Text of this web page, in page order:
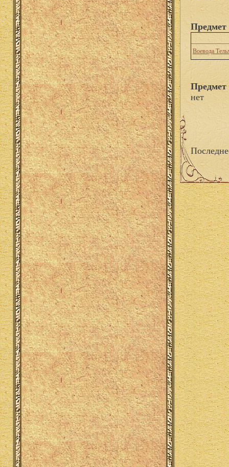
Предмет
Воевода
нет